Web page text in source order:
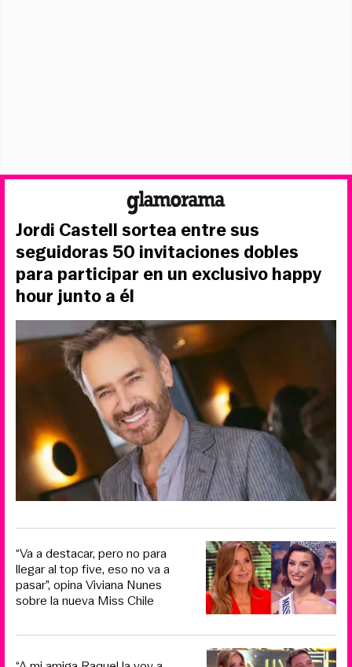
Jordi Castell sortea entre sus
seguidoras 50 invitaciones dobles
para participar en un exclusivo happy
hour junto a él
“Va a destacar, pero no para
llegar al top five, eso no va a
pasar”, opina Viviana Nunes
sobre la nueva Miss Chile